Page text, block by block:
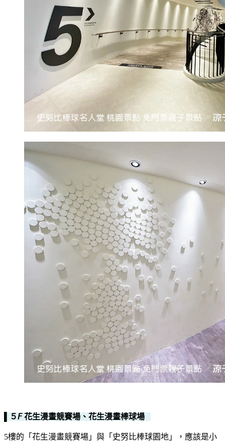
▌５𝘍 花生漫畫競賽場、花生漫畫棒球場
5樓的「花生漫畫競賽場」與「史努比棒球園地」，應該是小